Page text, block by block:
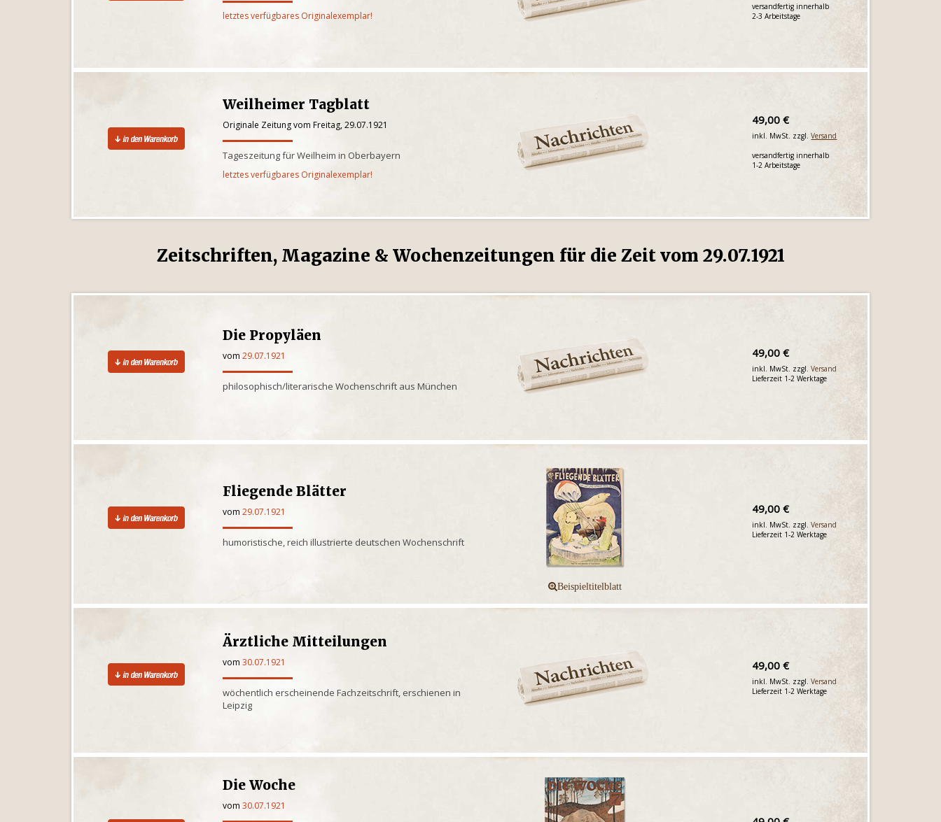
letztes verfügbares Originalexemplar!
versandfertig innerhalb
2-3 Arbeitstage
Weilheimer Tagblatt
Originale Zeitung vom Freitag, 29.07.1921
Tageszeitung für Weilheim in Oberbayern
letztes verfügbares Originalexemplar!
49,00 €
inkl. MwSt. zzgl.Versand
versandfertig innerhalb
1-2 Arbeitstage
Zeitschriften, Magazine & Wochenzeitungen für die Zeit vom 29.07.1921
Die Propyläen
vom29.07.1921
philosophisch/literarische Wochenschrift aus München
49,00 €
inkl. MwSt. zzgl.Versand
Lieferzeit 1-2 Werktage
Fliegende Blätter
vom29.07.1921
humoristische, reich illustrierte deutschen Wochenschrift
49,00 €
inkl. MwSt. zzgl.Versand
Lieferzeit 1-2 Werktage
Ärztliche Mitteilungen
vom30.07.1921
wöchentlich erscheinende Fachzeitschrift, erschienen in
Leipzig
49,00 €
inkl. MwSt. zzgl.Versand
Lieferzeit 1-2 Werktage
Die Woche
vom30.07.1921